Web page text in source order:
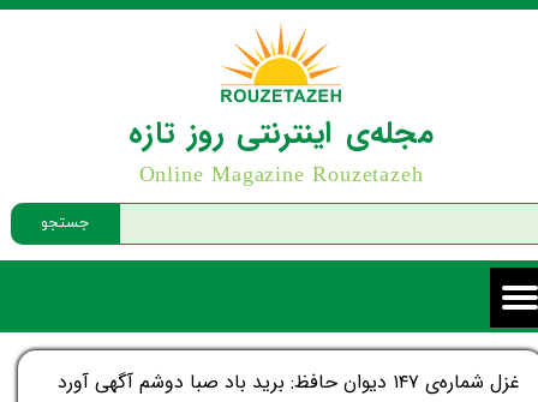
جستجو
مجله‌ی اینترنتی روز تازه
Online Magazine Rouzetazeh
غزل شماره‌ی ۱۴۷ دیوان حافظ: برید باد صبا دوشم آگهی آورد